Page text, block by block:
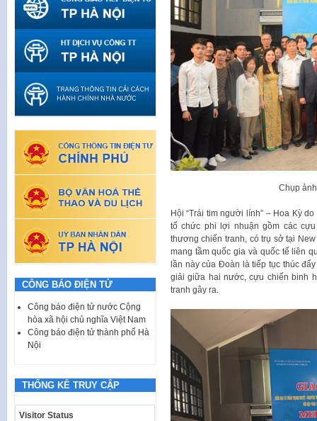
Chụp
Hội “Trái tim người lính” – Hoa Kỳ
tổ chức phi lợi nhuận gồm các
thương chiến tranh, có trụ sở tại
mang tầm quốc gia và quốc tế liên
lần này của Đoàn là tiếp tục thúc
giải giữa hai nước, cựu chiến binh
tranh gây ra.
CÔNG BÁO ĐIỆN TỬ
Công báo điện tử nước Cộng
hòa xã hội chủ nghĩa Việt Nam
Công báo điện tử thành phố Hà
Nội
THỐNG KÊ TRUY CẬP
Visitor Status